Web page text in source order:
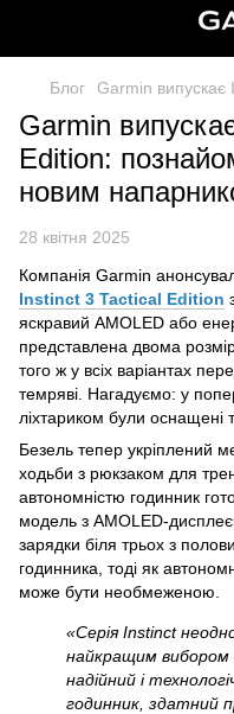
Блог Garmin
Garmin
Edition:
новим
28 квітня 2025
Компанія Garmin
Instinct 3 Tactical Edition
яскравий AMOLED або
представлена двома
того ж у всіх варіантах
темряві. Нагадуємо: у
ліхтариком були оснащені
Безель тепер укріплений
ходьби з рюкзаком для
автономністю годинник
модель з AMOLED-
зарядки біля трьох з
годинника, тоді як
може бути необмеженою.
«Серія Instinct
найкращим вибором
надійний і
годинник, здатний